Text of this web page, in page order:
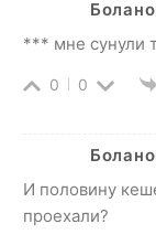
*** мне сунули
0 0
И половину
проехали?